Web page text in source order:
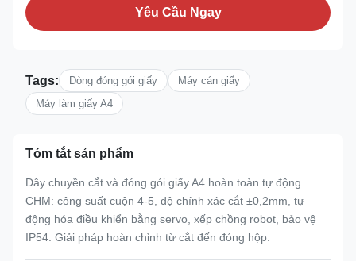
Yêu Cầu Ngay
Tags: Dòng đóng gói giấy
Máy cán giấy
Máy làm giấy A4
Tóm tắt sản phẩm
Dây chuyền cắt và đóng gói giấy A4 hoàn toàn tự động
CHM: công suất cuộn 4-5, độ chính xác cắt ±0,2mm, tự
động hóa điều khiển bằng servo, xếp chồng robot, bảo vệ
IP54. Giải pháp hoàn chỉnh từ cắt đến đóng hộp.